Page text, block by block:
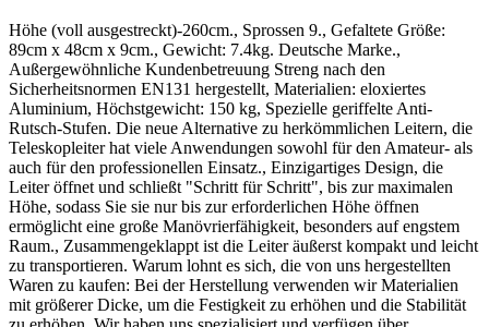
Höhe (voll ausgestreckt)-260cm., Sprossen 9., Gefaltete Größe:
89cm x 48cm x 9cm., Gewicht: 7.4kg. Deutsche Marke.,
Außergewöhnliche Kundenbetreuung Streng nach den
Sicherheitsnormen EN131 hergestellt, Materialien: eloxiertes
Aluminium, Höchstgewicht: 150 kg, Spezielle geriffelte Anti-
Rutsch-Stufen. Die neue Alternative zu herkömmlichen Leitern, die
Teleskopleiter hat viele Anwendungen sowohl für den Amateur- als
auch für den professionellen Einsatz., Einzigartiges Design, die
Leiter öffnet und schließt "Schritt für Schritt", bis zur maximalen
Höhe, sodass Sie sie nur bis zur erforderlichen Höhe öffnen
ermöglicht eine große Manövrierfähigkeit, besonders auf engstem
Raum., Zusammengeklappt ist die Leiter äußerst kompakt und leicht
zu transportieren. Warum lohnt es sich, die von uns hergestellten
Waren zu kaufen: Bei der Herstellung verwenden wir Materialien
mit größerer Dicke, um die Festigkeit zu erhöhen und die Stabilität